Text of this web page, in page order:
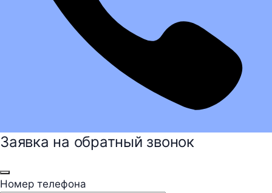
Заявка на обратный звонок
Номер телефона